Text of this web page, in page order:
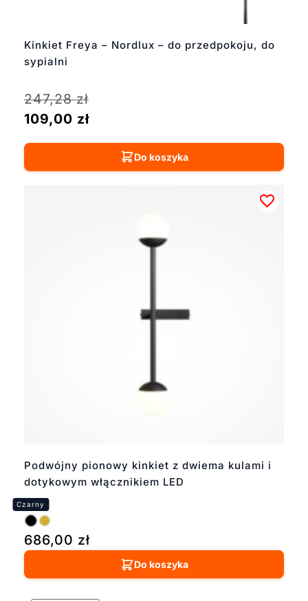
Kinkiet Freya – Nordlux – do przedpokoju, do
sypialni
247,28zł
109,00 zł
Do koszyka
Podwójny pionowy kinkiet z dwiema kulami i
dotykowym włącznikiem LED
686,00 zł
Do koszyka